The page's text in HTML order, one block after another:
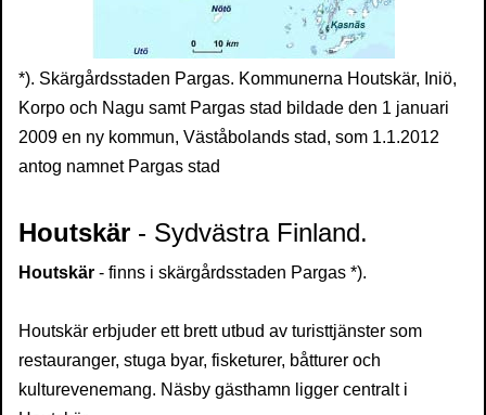
*). Skärgårdsstaden Pargas. Kommunerna Houtskär, Iniö,
Korpo och Nagu samt Pargas stad bildade den 1 januari
2009 en ny kommun, Väståbolands stad, som 1.1.2012
antog namnet Pargas stad
Houtskär - Sydvästra Finland.
Houtskär - finns i skärgårdsstaden Pargas *).
Houtskär erbjuder ett brett utbud av turisttjänster som
restauranger, stuga byar, fisketurer, båtturer och
kulturevenemang. Näsby gästhamn ligger centralt i